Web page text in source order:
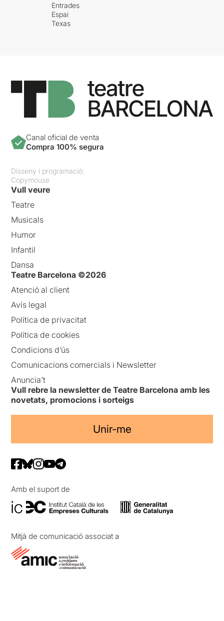
Entrades
Espai
Texas
Canal oficial de venta
Compra 100% segura
Disseny i programació:
Copymouse
Vull veure
Teatre
Musicals
Humor
Infantil
Dansa
Teatre Barcelona ©2026
Atenció al client
Avís legal
Política de privacitat
Política de cookies
Condicions d’ús
Comunicacions comercials i Newsletter
Anuncia’t
Vull rebre la newsletter de Teatre Barcelona amb les
novetats, promocions i sorteigs
Unir-me
Amb el suport de
Mitjà de comunicació associat a